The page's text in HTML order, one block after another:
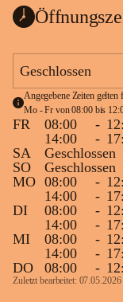
Geschlossen
Angegebene Zeiten
Mo - Fr von 08:00 bis
FR 08:00 -
14:00
-
SA
Geschlossen
SO
Geschlossen
MO 08:00 -
14:00
-
DI
08:00 -
14:00
-
MI
08:00 -
14:00
-
DO
08:00 -
Zuletzt bearbeitet: 07.05.2026